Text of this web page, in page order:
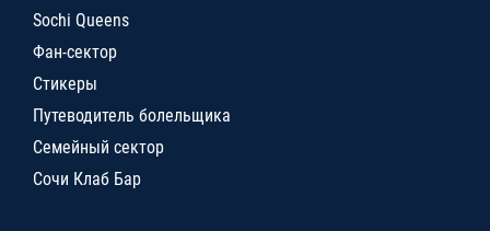
Sochi Queens
Фан-сектор
Стикеры
Путеводитель болельщика
Семейный сектор
Сочи Клаб Бар